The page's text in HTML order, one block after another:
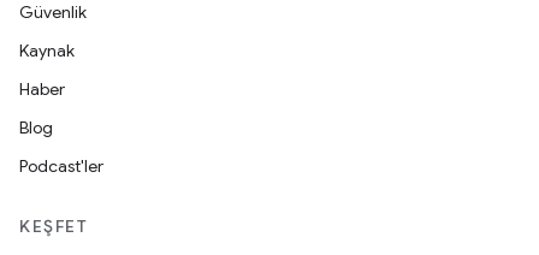
Güvenlik
Kaynak
Haber
Blog
Podcast'ler
KEŞFET